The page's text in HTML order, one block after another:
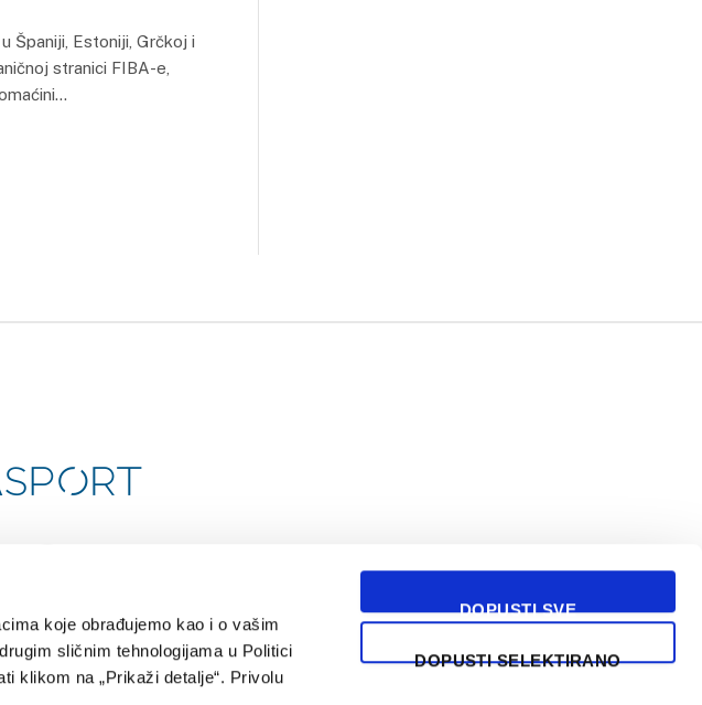
koje obrađujemo kao i o vašim
sličnim tehnologijama u Politici
klikom na „Prikaži detalje“. Privolu
DOPUSTI SVE
DOPUSTI SELEKTIRANO
Španiji, Estoniji, Grčkoj i
stranici FIBA-e,
PRIVATNOSTI
by